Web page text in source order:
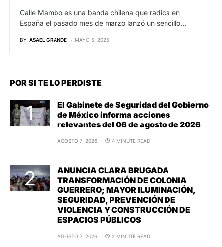
Calle Mambo es una banda chilena que radica en
España el pasado mes de marzo lanzó un sencillo…
BY ASAEL GRANDE MAYO 5, 2025
POR SI TE LO PERDISTE
El Gabinete de Seguridad del Gobierno
de México informa acciones
relevantes del 06 de agosto de 2026
AGOSTO 7, 2026 4 MINUTE READ
ANUNCIA CLARA BRUGADA
TRANSFORMACIÓN DE COLONIA
GUERRERO; MAYOR ILUMINACIÓN,
SEGURIDAD, PREVENCIÓN DE
VIOLENCIA Y CONSTRUCCIÓN DE
ESPACIOS PÚBLICOS
AGOSTO 7, 2026 2 MINUTE READ